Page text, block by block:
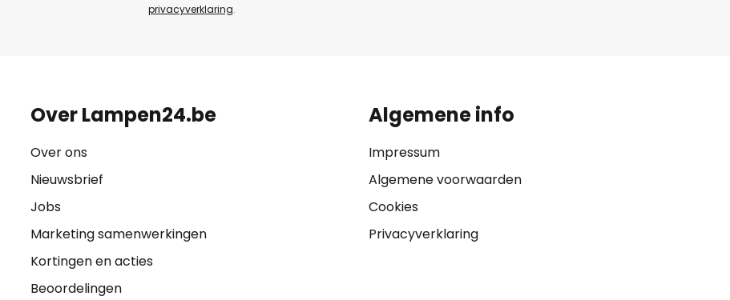
privacyverklaring.
Over Lampen24.be
Over ons
Nieuwsbrief
Jobs
Marketing samenwerkingen
Kortingen en acties
Beoordelingen
Algemene info
Impressum
Algemene voorwaarden
Cookies
Privacyverklaring